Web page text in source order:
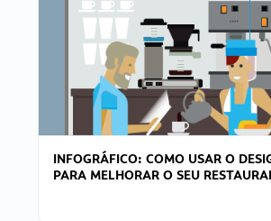
INFOGRÁFICO: COMO USAR O
PARA MELHORAR O SEU